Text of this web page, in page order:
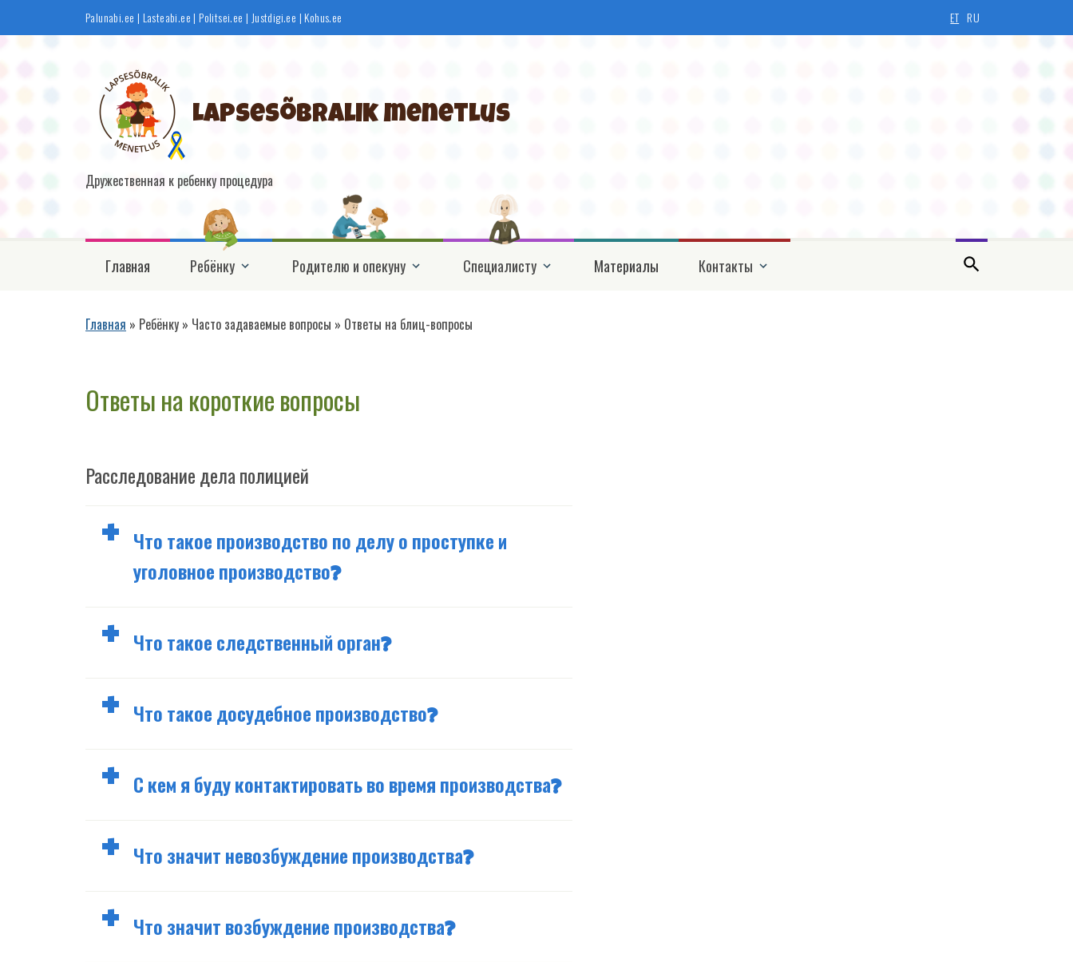
Palunabi.ee | Lasteabi.ee | Politsei.ee | Justdigi.ee | Kohus.ee ET RU
Lapsesõbralik menetlus
Дружественная к ребенку процедура
Põhinavigatsioon
Главная Ребёнку Родителю и опекуну Специалисту Материалы Контакты
Главная Ребёнку Часто задаваемые вопросы Ответы на блиц-вопросы
Ответы на короткие вопросы
Расследование дела полицией
Что такое производство по делу о проступке и
уголовное производство?
Что такое следственный орган?
Что такое досудебное производство?
С кем я буду контактировать во время производства?
Что значит невозбуждение производства?
Что значит возбуждение производства?